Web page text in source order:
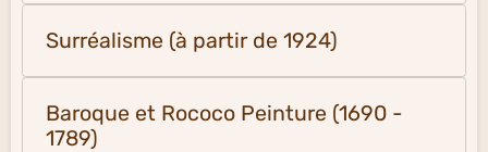
Surréalisme (à partir de 1924)
Baroque et Rococo Peinture (1690 -
1789)